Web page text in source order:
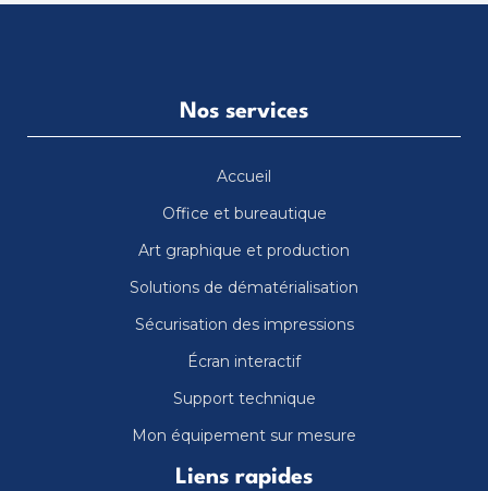
Nos services
Accueil
Office et bureautique
Art graphique et production
Solutions de dématérialisation
Sécurisation des impressions
Écran interactif
Support technique
Mon équipement sur mesure
Liens rapides